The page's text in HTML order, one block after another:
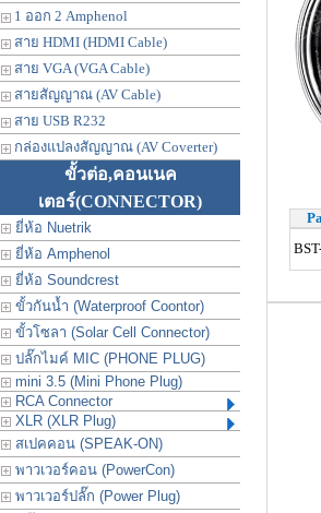
1 ออก 2 Amphenol
สาย HDMI (HDMI Cable)
สาย VGA (VGA Cable)
สายสัญญาณ (AV Cable)
สาย USB R232
กล่องแปลงสัญญาณ (AV Coverter)
ขั้วต่อ,คอนเนค
เตอร์(CONNECTOR)
ยี่ห้อ Nuetrik
ยี่ห้อ Amphenol
ยี่ห้อ Soundcrest
ขั้วกันน้ำ (Waterproof Coontor)
ขั้วโซลา (Solar Cell Connector)
ปลั๊กไมค์ MIC (PHONE PLUG)
mini 3.5 (Mini Phone Plug)
RCA Connector
XLR (XLR Plug)
สเปคคอน (SPEAK-ON)
พาวเวอร์คอน (PowerCon)
พาวเวอร์ปลั๊ก (Power Plug)